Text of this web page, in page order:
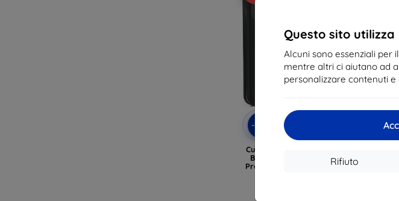
Questo sito utilizza
Alcuni sono essenziali per
mentre altri ci aiutano ad
personalizzare contenuti e
Rifiuto
-10%
Codice
sconto
Custodia magnetica a libro
Beline per Oppo Reno 15
Pro nero (05908047990016)
-10%
per